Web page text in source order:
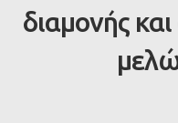
διαμονής